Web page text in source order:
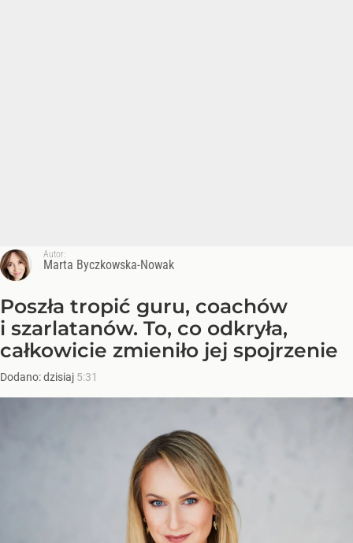
Autor:
Marta Byczkowska-Nowak
Poszła tropić guru, coachów
i szarlatanów. To, co odkryła,
całkowicie zmieniło jej spojrzenie
Dodano:dzisiaj 5:31